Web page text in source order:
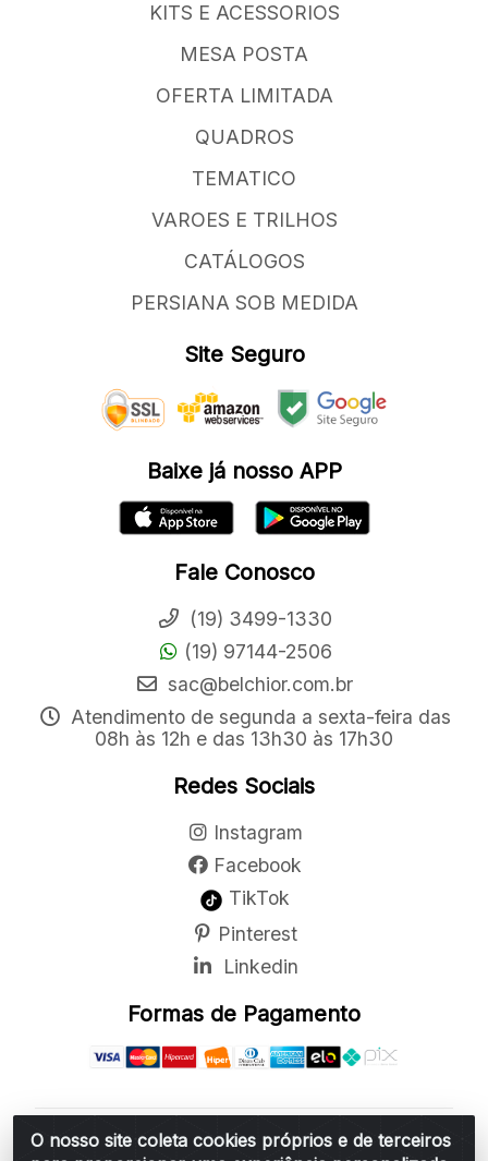
O nosso site coleta cookies próprios e de terceiros
KITS E ACESSORIOS
MESA POSTA
OFERTA LIMITADA
QUADROS
TEMATICO
VAROES E TRILHOS
CATÁLOGOS
PERSIANA SOB MEDIDA
Site Seguro
Baixe já nosso APP
Fale Conosco
(19) 3499-1330
(19) 97144-2506
sac@belchior.com.br
Atendimento de segunda a sexta-feira das
08h às 12h e das 13h30 às 17h30
Redes Sociais
Instagram
Facebook
TikTok
Pinterest
Linkedin
Formas de Pagamento
Belchior Cortinas e Acessórios LTDA - R: Rua